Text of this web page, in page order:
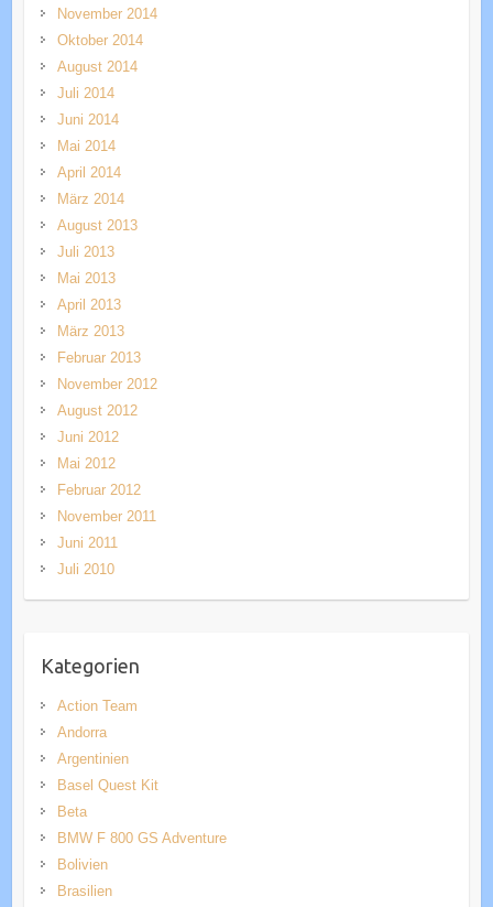
November 2014
Oktober 2014
August 2014
Juli 2014
Juni 2014
Mai 2014
April 2014
März 2014
August 2013
Juli 2013
Mai 2013
April 2013
März 2013
Februar 2013
November 2012
August 2012
Juni 2012
Mai 2012
Februar 2012
November 2011
Juni 2011
Juli 2010
Kategorien
Action Team
Andorra
Argentinien
Basel Quest Kit
Beta
BMW F 800 GS Adventure
Bolivien
Brasilien